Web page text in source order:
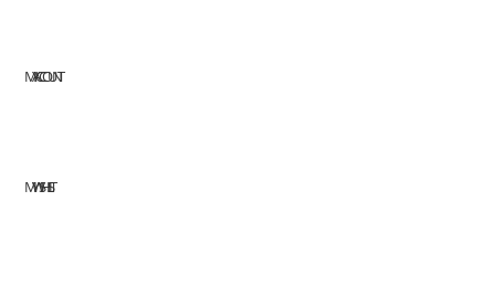
MY ACCOUNT
MY WISHLIST